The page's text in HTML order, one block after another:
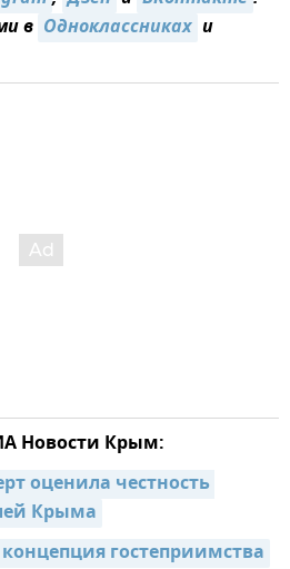
в Одноклассниках и
Новости Крым:
оценила честность
Крыма
гостеприимства